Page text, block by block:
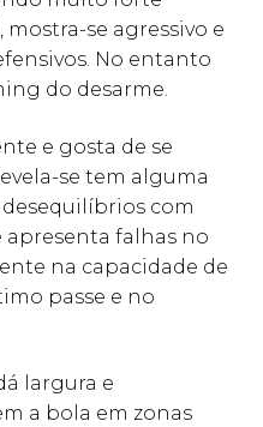
mostra-se agressivo e
No entanto
do desarme.
e gosta de se
se tem alguma
com
apresenta falhas no
na capacidade de
passe e no
largura e
a bola em zonas